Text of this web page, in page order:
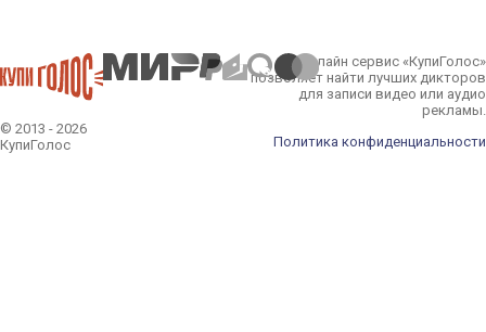
© 2013 - 2026
КупиГолос
Онлайн сервис «КупиГолос»
позволяет найти лучших дикторов
для записи видео или аудио
рекламы.
Политика конфиденциальности